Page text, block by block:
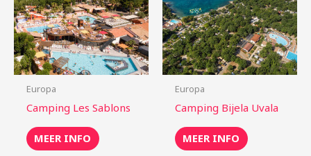
Europa
Camping Les Sablons
MEER INFO
Europa
Camping Bijela Uvala
MEER INFO